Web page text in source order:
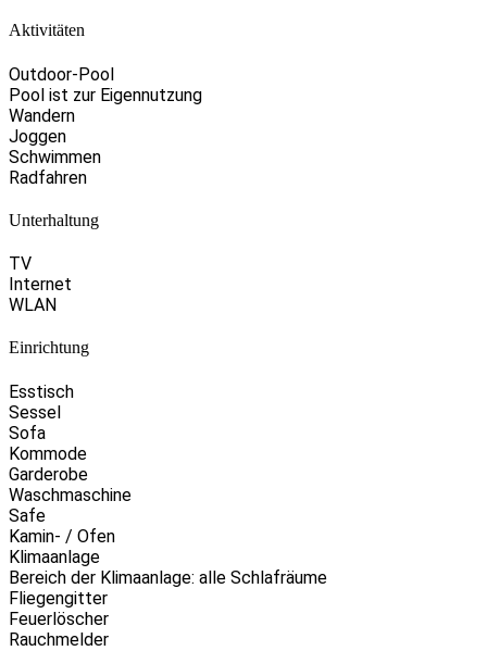
Aktivitäten
Outdoor-Pool
Pool ist zur Eigennutzung
Wandern
Joggen
Schwimmen
Radfahren
Unterhaltung
TV
Internet
WLAN
Einrichtung
Esstisch
Sessel
Sofa
Kommode
Garderobe
Waschmaschine
Safe
Kamin- / Ofen
Klimaanlage
Bereich der Klimaanlage: alle Schlafräume
Fliegengitter
Feuerlöscher
Rauchmelder